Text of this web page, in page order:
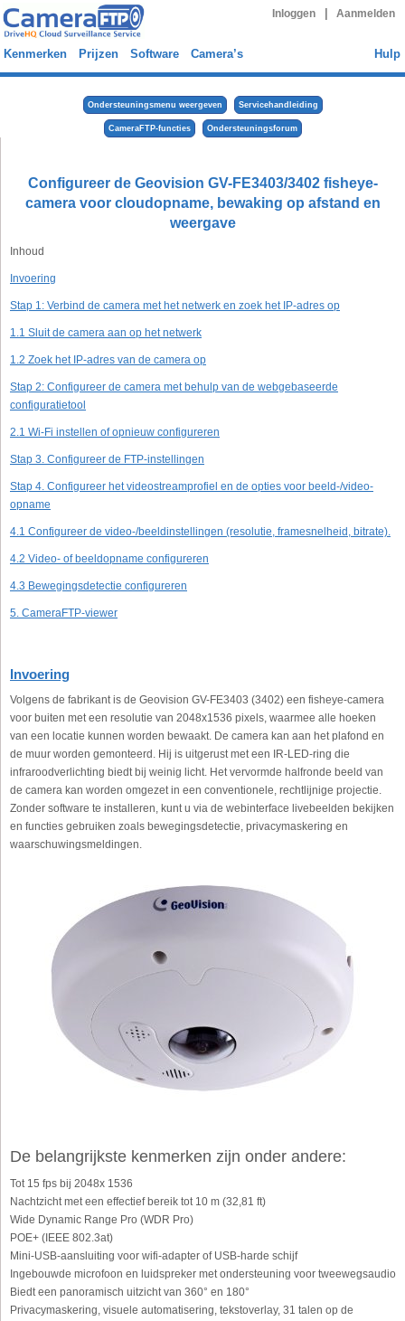
Inloggen Aanmelden
Kenmerken Prijzen Software Camera’s Hulp
Ondersteuningsmenu weergeven Servicehandleiding
CameraFTP-functies Ondersteuningsforum
Configureer de Geovision GV-FE3403/3402 fisheye-
camera voor cloudopname, bewaking op afstand en
weergave
Inhoud
Invoering
Stap 1: Verbind de camera met het netwerk en zoek het IP-adres op
1.1 Sluit de camera aan op het netwerk
1.2 Zoek het IP-adres van de camera op
Stap 2: Configureer de camera met behulp van de webgebaseerde
configuratietool
2.1 Wi-Fi instellen of opnieuw configureren
Stap 3. Configureer de FTP-instellingen
Stap 4. Configureer het videostreamprofiel en de opties voor beeld-/video-
opname
4.1 Configureer de video-/beeldinstellingen (resolutie, framesnelheid, bitrate).
4.2 Video- of beeldopname configureren
4.3 Bewegingsdetectie configureren
5. CameraFTP-viewer
Invoering
Volgens de fabrikant is de Geovision GV-FE3403 (3402) een fisheye-camera
voor buiten met een resolutie van 2048x1536 pixels, waarmee alle hoeken
van een locatie kunnen worden bewaakt. De camera kan aan het plafond en
de muur worden gemonteerd. Hij is uitgerust met een IR-LED-ring die
infraroodverlichting biedt bij weinig licht. Het vervormde halfronde beeld van
de camera kan worden omgezet in een conventionele, rechtlijnige projectie.
Zonder software te installeren, kunt u via de webinterface livebeelden bekijken
en functies gebruiken zoals bewegingsdetectie, privacymaskering en
waarschuwingsmeldingen.
De belangrijkste kenmerken zijn onder andere:
Tot 15 fps bij 2048x 1536
Nachtzicht met een effectief bereik tot 10 m (32,81 ft)
Wide Dynamic Range Pro (WDR Pro)
POE+ (IEEE 802.3at)
Mini-USB-aansluiting voor wifi-adapter of USB-harde schijf
Ingebouwde microfoon en luidspreker met ondersteuning voor tweewegsaudio
Biedt een panoramisch uitzicht van 360° en 180°
Privacymaskering, visuele automatisering, tekstoverlay, 31 talen op de